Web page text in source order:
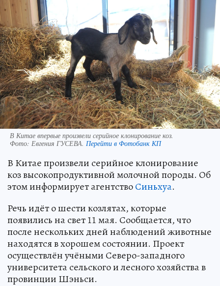
В Китае впервые произвели серийное клонирование коз.
Фото: Евгения ГУСЕВА. Перейти в Фотобанк КП
В Китае произвели серийное клонирование
коз высокопродуктивной молочной породы. Об
этом информирует агентствоСиньхуа.
Речь идёт о шести козлятах, которые
появились на свет 11 мая. Сообщается, что
после нескольких дней наблюдений животные
находятся в хорошем состоянии. Проект
осуществлён учёными Северо-западного
университета сельского и лесного хозяйства в
провинции Шэньси.